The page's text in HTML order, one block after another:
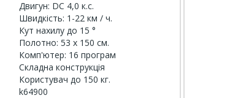
Двигун: DC 4,0 к.с.
Швидкість: 1-22 км / ч.
Кут нахилу до 15 °
Полотно: 53 х 150 см.
Комп'ютер: 16 програм
Складна конструкція
Користувач до 150 кг.
k64900